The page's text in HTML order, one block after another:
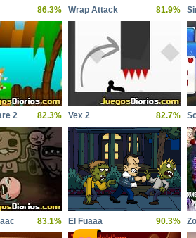
86.3% Wrap Attack 81.9%
2 82.3% Vex 2 82.7%
83.1% El Fuaaa 90.3%